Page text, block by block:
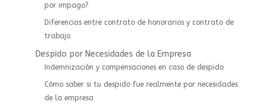
por impago?
Diferencias entre contrato de honorarios y contrato de
trabajo
Despido por Necesidades de la Empresa
Indemnización y compensaciones en caso de despido
Cómo saber si tu despido fue realmente por necesidades
de la empresa